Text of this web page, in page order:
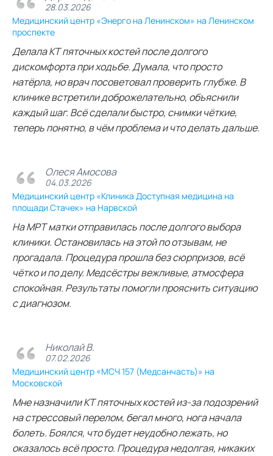
28.03.2026
Медицинский центр «Энерго на Ленинском» на Ленинском
проспекте
Делала КТ пяточных костей после долгого
дискомфорта при ходьбе. Думала, что просто
натёрла, но врач посоветовал проверить глубже. В
клинике встретили доброжелательно, объяснили
каждый шаг. Всё сделали быстро, снимки чёткие,
теперь понятно, в чём проблема и что делать дальше.
Олеся Амосова
04.03.2026
Медицинский центр «Клиника Доступная медицина на
площади Стачек» на Нарвской
На МРТ матки отправилась после долгого выбора
клиники. Остановилась на этой по отзывам, не
прогадала. Процедура прошла без сюрпризов, всё
чётко и по делу. Медсёстры вежливые, атмосфера
спокойная. Результаты помогли прояснить ситуацию
с диагнозом.
Николай В.
07.02.2026
Медицинский центр «МСЧ 157 (Медсанчасть)» на
Московской
Мне назначили КТ пяточных костей из‑за подозрений
на стрессовый перелом, бегал много, нога начала
болеть. Боялся, что будет неудобно лежать, но
оказалось всё просто. Процедура недолгая, никаких